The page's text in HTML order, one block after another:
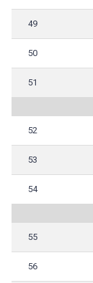
49
50
51
52
53
54
55
56